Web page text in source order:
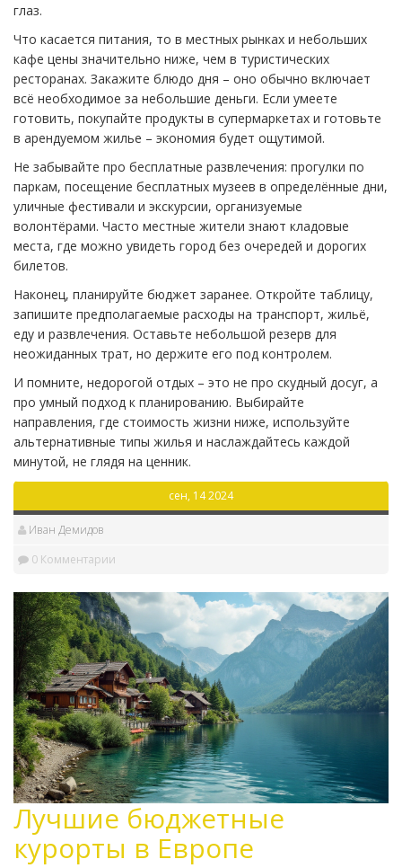
глаз.
Что касается питания, то в местных рынках и небольших
кафе цены значительно ниже, чем в туристических
ресторанах. Закажите блюдо дня – оно обычно включает
всё необходимое за небольшие деньги. Если умеете
готовить, покупайте продукты в супермаркетах и готовьте
в арендуемом жилье – экономия будет ощутимой.
Не забывайте про бесплатные развлечения: прогулки по
паркам, посещение бесплатных музеев в определённые дни,
уличные фестивали и экскурсии, организуемые
волонтёрами. Часто местные жители знают кладовые
места, где можно увидеть город без очередей и дорогих
билетов.
Наконец, планируйте бюджет заранее. Откройте таблицу,
запишите предполагаемые расходы на транспорт, жильё,
еду и развлечения. Оставьте небольшой резерв для
неожиданных трат, но держите его под контролем.
И помните, недорогой отдых – это не про скудный досуг, а
про умный подход к планированию. Выбирайте
направления, где стоимость жизни ниже, используйте
альтернативные типы жилья и наслаждайтесь каждой
минутой, не глядя на ценник.
сен, 14 2024
Иван Демидов
0 Комментарии
Лучшие бюджетные
курорты в Европе